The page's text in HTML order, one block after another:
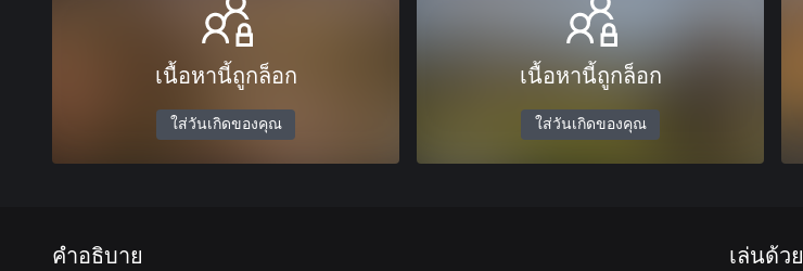
เนื้อหานี้ถูกล็อก
ใส่วันเกิดของคุณ
เนื้อหานี้ถูกล็อก
ใส่วันเกิดของคุณ
คำอธิบาย เล่นด้วย